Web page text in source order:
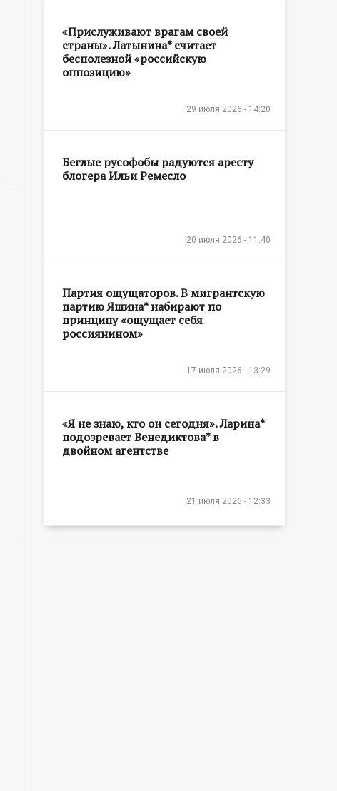
«Прислуживают врагам своей
страны». Латынина* считает
бесполезной «российскую
оппозицию»
29 июля 2026 - 14:20
Беглые русофобы радуются аресту
блогера Ильи Ремесло
20 июля 2026 - 11:40
Партия ощущаторов. В мигрантскую
партию Яшина* набирают по
принципу «ощущает себя
россиянином»
17 июля 2026 - 13:29
«Я не знаю, кто он сегодня». Ларина*
подозревает Венедиктова* в
двойном агентстве
21 июля 2026 - 12:33